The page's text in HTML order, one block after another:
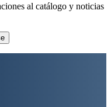
al catálogo y noticias